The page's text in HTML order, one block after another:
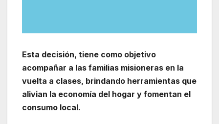
Esta decisión, tiene como objetivo
acompañar a las familias misioneras en la
vuelta a clases, brindando herramientas que
alivian la economía del hogar y fomentan el
consumo local.